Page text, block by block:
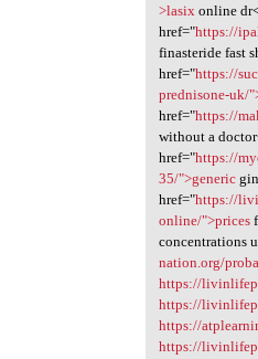
>lasixonline
href="https://
finasteride fast
href="https://
prednisone-uk/
href="https://
without a
href="https://
35/">generic
href="https://
online/">prices
concentrations
nation.org/
https://
https://
https://
https://